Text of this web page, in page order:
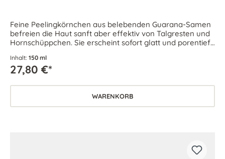
Feine Peelingkörnchen aus belebenden Guarana-Samen
befreien die Haut sanft aber effektiv von Talgresten und
Hornschüppchen. Sie erscheint sofort glatt und porentief
Inhalt: 150 ml
27,80 €*
WARENKORB